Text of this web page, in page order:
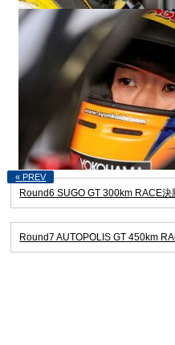
Round6 SUGO GT 300km RACE決
Round7 AUTOPOLIS GT 450km